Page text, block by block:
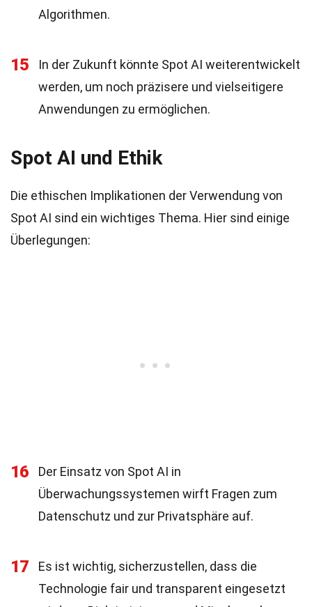
Algorithmen.
15
In der Zukunft könnte Spot AI weiterentwickelt
werden, um noch präzisere und vielseitigere
Anwendungen zu ermöglichen.
Spot AI und Ethik
Die ethischen Implikationen der Verwendung von
Spot AI sind ein wichtiges Thema. Hier sind einige
Überlegungen:
16
Der Einsatz von Spot AI in
Überwachungssystemen wirft Fragen zum
Datenschutz und zur Privatsphäre auf.
17
Es ist wichtig, sicherzustellen, dass die
Technologie fair und transparent eingesetzt